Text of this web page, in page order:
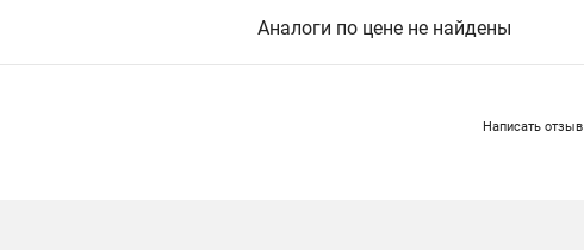
Аналоги по цене не найдены
Написать отзыв